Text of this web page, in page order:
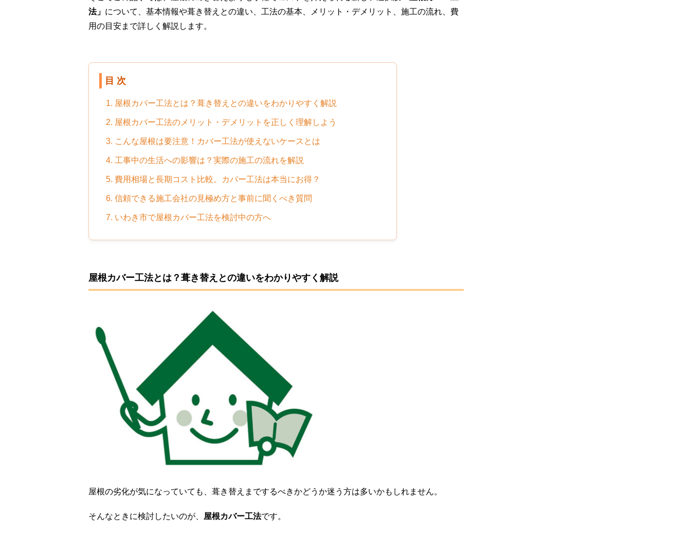
法」 について、基本情報や葺き替えとの違い、工法の基本、メリット・デメリット、施工の流れ、費
用の目安まで詳しく解説します。
目 次
1. 屋根カバー工法とは？葺き替えとの違いをわかりやすく解説
2. 屋根カバー工法のメリット・デメリットを正しく理解しよう
3. こんな屋根は要注意！カバー工法が使えないケースとは
4. 工事中の生活への影響は？実際の施工の流れを解説
5. 費用相場と長期コスト比較。カバー工法は本当にお得？
6. 信頼できる施工会社の見極め方と事前に聞くべき質問
7. いわき市で屋根カバー工法を検討中の方へ
屋根カバー工法とは？葺き替えとの違いをわかりやすく解説
屋根の劣化が気になっていても、葺き替えまでするべきかどうか迷う方は多いかもしれません。
そんなときに検討したいのが、 屋根カバー工法です。